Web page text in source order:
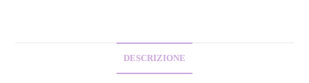
DESCRIZIONE